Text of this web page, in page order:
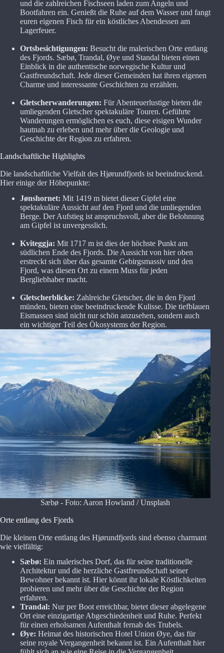
und die zahlreichen Fischseen laden zum Angeln und
Bootfahren ein. Genießt die Ruhe auf dem Wasser und fangt
euren eigenen Fisch für ein köstliches Abendessen am
Lagerfeuer.
Ortsbesichtigungen: Besucht die malerischen Orte entlang
des Fjords. Sæbø, Trandal, Øye und Standal bieten einen
Einblick in die authentische norwegische Kultur und
Gastfreundschaft. Jede dieser Gemeinden hat ihren eigenen
Charme und interessante Geschichten zu erzählen.
Gletscherwanderungen: Für Abenteuerlustige bieten die
umliegenden Gletscher spektakuläre Touren. Geführte
Wanderungen ermöglichen es euch, diese eisigen Wunder
hautnah zu erleben und mehr über die Geologie und
Geschichte der Region zu erfahren.
Landschaftliche Highlights
Die landschaftliche Vielfalt des Hjørundfjords ist beeindruckend.
Hier einige der Höhepunkte:
Jønshornet: Mit 1419 m bietet dieser Gipfel eine
spektakuläre Aussicht auf den Fjord und die umliegenden
Berge. Der Aufstieg ist anspruchsvoll, aber die Belohnung
am Gipfel ist unvergesslich.
Kviteggja: Mit 1717 m ist dies der höchste Punkt am
südlichen Ende des Fjords. Die Aussicht von hier oben
erstreckt sich über das gesamte Gebirgsmassiv und den
Fjord, was diesen Ort zu einem Muss für jeden
Bergliebhaber macht.
Gletscherblicke: Zahlreiche Gletscher, die in den Fjord
münden, bieten eine beeindruckende Kulisse. Die tiefblauen
Eismassen sind nicht nur schön anzusehen, sondern auch
ein wichtiger Teil des Ökosystems der Region.
Sæbø - Foto: Aaron Howland / Unsplash
Orte entlang des Fjords
Die kleinen Orte entlang des Hjørundfjords sind ebenso charmant
wie vielfältig:
Sæbø: Ein malerisches Dorf, das für seine traditionelle
Architektur und die herzliche Gastfreundschaft seiner
Bewohner bekannt ist. Hier könnt ihr lokale Köstlichkeiten
probieren und mehr über die Geschichte der Region
erfahren.
Trandal: Nur per Boot erreichbar, bietet dieser abgelegene
Ort eine einzigartige Abgeschiedenheit und Ruhe. Perfekt
für einen erholsamen Aufenthalt fernab des Trubels.
Øye: Heimat des historischen Hotel Union Øye, das für
seine royale Vergangenheit bekannt ist. Ein Aufenthalt hier